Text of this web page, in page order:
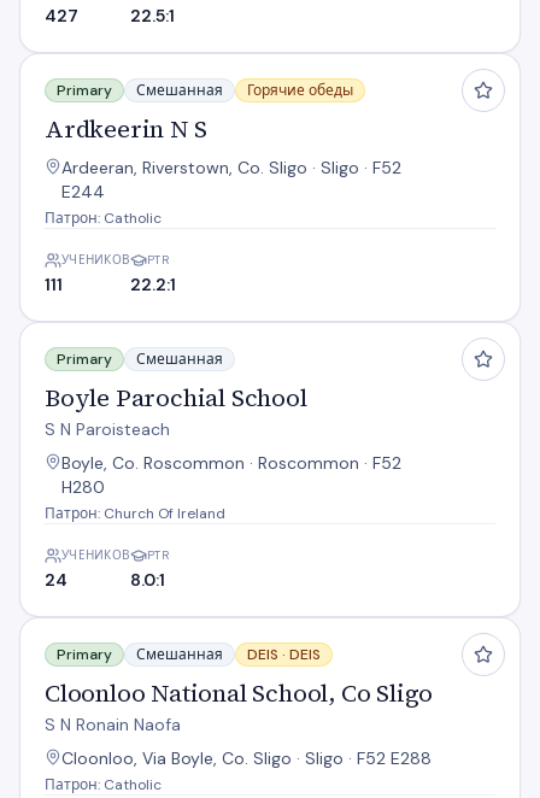
427 22.5:1
Ardkeerin N S
Primary Смешанная Горячие обеды
Ardkeerin N S
Ardeeran, Riverstown, Co. Sligo · Sligo · F52
E244
Патрон: Catholic
УЧЕНИКОВ
111
PTR
22.2:1
Boyle Parochial School
Primary Смешанная
Boyle Parochial School
S N Paroisteach
Boyle, Co. Roscommon · Roscommon · F52
H280
Патрон: Church Of Ireland
УЧЕНИКОВ
24
PTR
8.0:1
Cloonloo National School, Co Sligo
Primary Смешанная DEIS · DEIS
Cloonloo National School, Co Sligo
S N Ronain Naofa
Cloonloo, Via Boyle, Co. Sligo · Sligo · F52 E288
Патрон: Catholic